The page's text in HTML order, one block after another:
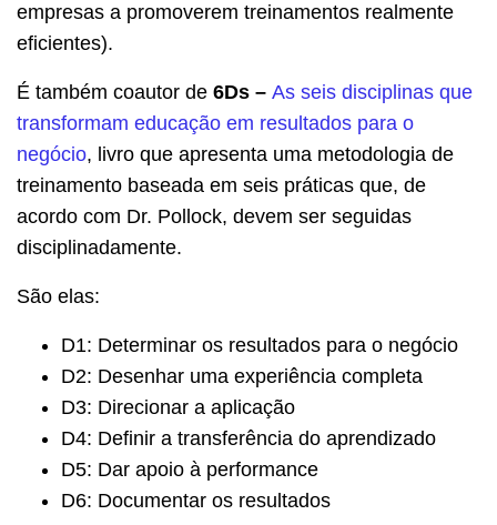
empresas a promoverem treinamentos realmente
eficientes).
É também coautor de 6Ds – As seis disciplinas que
transformam educação em resultados para o
negócio, livro que apresenta uma metodologia de
treinamento baseada em seis práticas que, de
acordo com Dr. Pollock, devem ser seguidas
disciplinadamente.
São elas:
D1: Determinar os resultados para o negócio
D2: Desenhar uma experiência completa
D3: Direcionar a aplicação
D4: Definir a transferência do aprendizado
D5: Dar apoio à performance
D6: Documentar os resultados